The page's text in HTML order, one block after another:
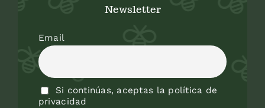
Newsletter
Email
Si continúas, aceptas la política de
privacidad